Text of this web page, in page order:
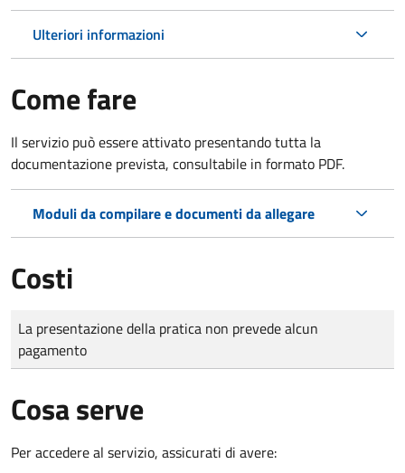
Ulteriori informazioni
Come fare
Il servizio può essere attivato presentando tutta la
documentazione prevista, consultabile in formato PDF.
Moduli da compilare e documenti da allegare
Costi
Tipo di pagamento
Importo
La presentazione della pratica non prevede alcun
pagamento
Cosa serve
Per accedere al servizio, assicurati di avere: